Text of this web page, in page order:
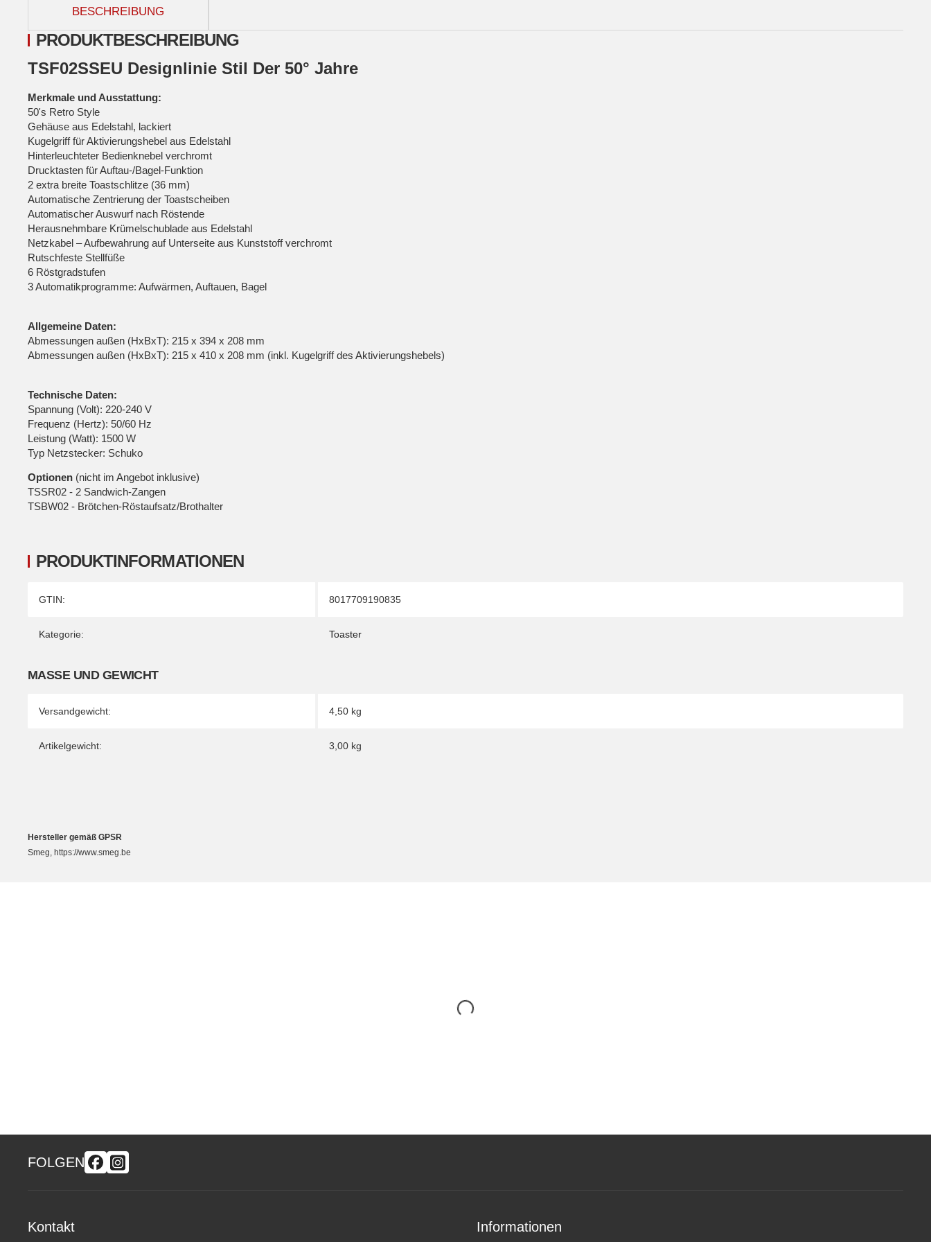
BESCHREIBUNG
PRODUKTINFORMATIONEN
Produkteigenschaft
Wert
GTIN: 8017709190835
Kategorie: Toaster
MASSE UND GEWICHT
Versandgewicht: 4,50 kg
Artikelgewicht: 3,00 kg
PRODUKTBESCHREIBUNG
TSF02SSEU Designlinie Stil Der 50° Jahre
Merkmale und Ausstattung:
50's Retro Style
Gehäuse aus Edelstahl, lackiert
Kugelgriff für Aktivierungshebel aus Edelstahl
Hinterleuchteter Bedienknebel verchromt
Drucktasten für Auftau-/Bagel-Funktion
2 extra breite Toastschlitze (36 mm)
Automatische Zentrierung der Toastscheiben
Automatischer Auswurf nach Röstende
Herausnehmbare Krümelschublade aus Edelstahl
Netzkabel – Aufbewahrung auf Unterseite aus Kunststoff verchromt
Rutschfeste Stellfüße
6 Röstgradstufen
3 Automatikprogramme: Aufwärmen, Auftauen, Bagel
Allgemeine Daten:
Abmessungen außen (HxBxT): 215 x 394 x 208 mm
Abmessungen außen (HxBxT): 215 x 410 x 208 mm (inkl. Kugelgriff des Aktivierungshebels)
Technische Daten:
Spannung (Volt): 220-240 V
Frequenz (Hertz): 50/60 Hz
Leistung (Watt): 1500 W
Typ Netzstecker: Schuko
Optionen (nicht im Angebot inklusive)
TSSR02 - 2 Sandwich-Zangen
TSBW02 - Brötchen-Röstaufsatz/Brothalter
Hersteller gemäß GPSR
Smeg, https://www.smeg.be
FOLGEN
Kontakt Informationen